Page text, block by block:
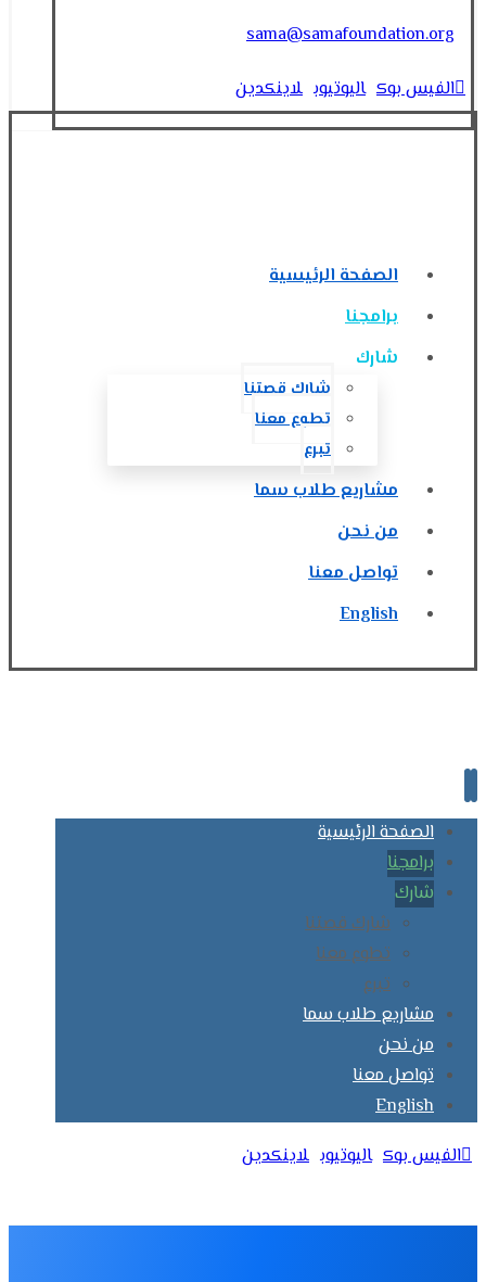
sama@samafoundation.org
الفيس بوك اليوتيوب لاينكدين
الصفحة الرئيسية
برامجنا
شارك
شارك قصتنا
تطوع معنا
تبرع
مشاريع طلاب سما
من نحن
تواصل معنا
English
الصفحة الرئيسية
برامجنا
شارك
شارك قصتنا
تطوع معنا
تبرع
مشاريع طلاب سما
من نحن
تواصل معنا
English
الفيس بوك اليوتيوب لاينكدين